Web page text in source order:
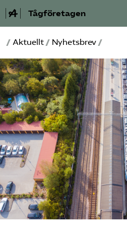
Tågföretagen
Aktuellt
Reformagenda för järnvägen
Våra frågor
Aktiviteter
Om oss
Kontakt
Mina sidor (almega.se)
/ Aktuellt / Nyhetsbrev /